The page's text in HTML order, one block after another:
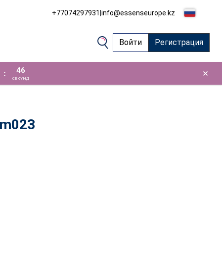
+77074297931|info@essenseurope.kz
Войти Регистрация
: 46
СЕКУНД ×